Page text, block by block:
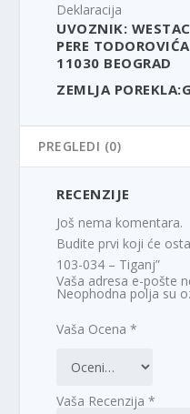
Deklaracija
UVOZNIK:
PERE
11030 BEOGRAD
ZEMLJA
PREGLEDI (0)
RECENZIJE
Još nema komentara.
Budite prvi koji će
103-034 – Tiganj”
Vaša adresa e-pošte
Neophodna polja su
Vaša Ocena*
Vaša Recenzija*